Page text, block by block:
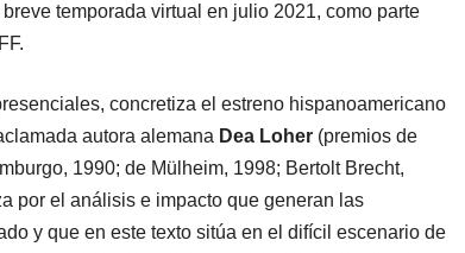
temporada virtual en julio 2021, como parte
concretiza el estreno hispanoamericano
autora alemana Dea Loher(premios de
1990; de Mülheim, 1998; Bertolt Brecht,
por el análisis e impacto que generan las
y que en este texto sitúa en el difícil escenario de